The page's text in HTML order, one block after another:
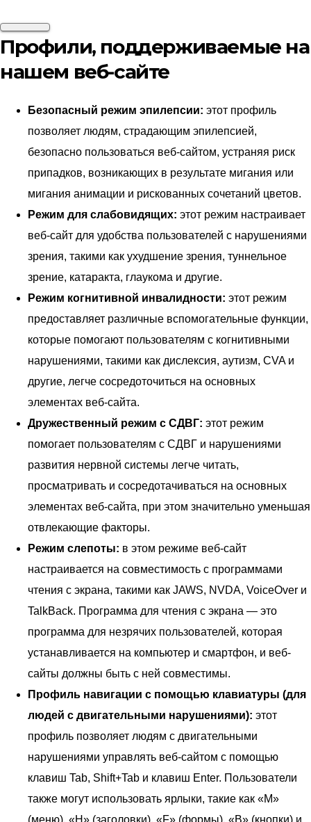
Профили, поддерживаемые на
нашем веб-сайте
Безопасный режим эпилепсии: этот профиль
позволяет людям, страдающим эпилепсией,
безопасно пользоваться веб-сайтом, устраняя риск
припадков, возникающих в результате мигания или
мигания анимации и рискованных сочетаний цветов.
Режим для слабовидящих: этот режим настраивает
веб-сайт для удобства пользователей с нарушениями
зрения, такими как ухудшение зрения, туннельное
зрение, катаракта, глаукома и другие.
Режим когнитивной инвалидности: этот режим
предоставляет различные вспомогательные функции,
которые помогают пользователям с когнитивными
нарушениями, такими как дислексия, аутизм, CVA и
другие, легче сосредоточиться на основных
элементах веб-сайта.
Дружественный режим с СДВГ: этот режим
помогает пользователям с СДВГ и нарушениями
развития нервной системы легче читать,
просматривать и сосредотачиваться на основных
элементах веб-сайта, при этом значительно уменьшая
отвлекающие факторы.
Режим слепоты: в этом режиме веб-сайт
настраивается на совместимость с программами
чтения с экрана, такими как JAWS, NVDA, VoiceOver и
TalkBack. Программа для чтения с экрана — это
программа для незрячих пользователей, которая
устанавливается на компьютер и смартфон, и веб-
сайты должны быть с ней совместимы.
Профиль навигации с помощью клавиатуры (для
людей с двигательными нарушениями): этот
профиль позволяет людям с двигательными
нарушениями управлять веб-сайтом с помощью
клавиш Tab, Shift+Tab и клавиш Enter. Пользователи
также могут использовать ярлыки, такие как «M»
(меню), «H» (заголовки), «F» (формы), «B» (кнопки) и